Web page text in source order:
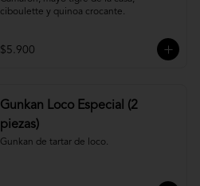
ciboulette y quinoa crocante.
$5.900
Gunkan Loco Especial (2
piezas)
Gunkan de tartar de loco.